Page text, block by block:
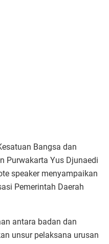
Bangsa dan
Purwakarta Yus Djunaedi
speaker menyampaikan
Pemerintah Daerah
antara badan dan
unsur pelaksana urusan